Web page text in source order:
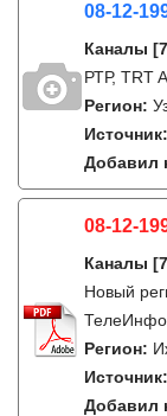
08-12-
Каналы
РТР, TRT
Регион:
Источник:
Добавил
08-12-
Каналы
Новый
Регион:
Источник:
Добавил